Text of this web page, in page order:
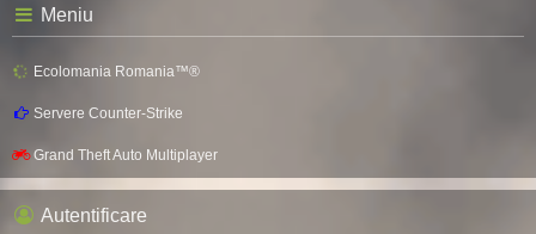
Meniu
Ecolomania Romania™®
Servere Counter-Strike
Grand Theft Auto Multiplayer
Autentificare